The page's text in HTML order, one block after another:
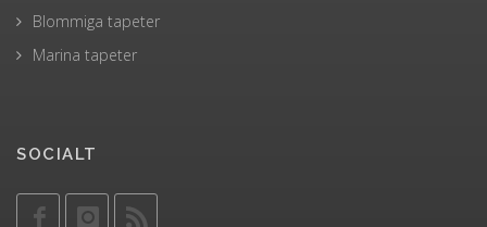
Blommiga tapeter
Marina tapeter
SOCIALT